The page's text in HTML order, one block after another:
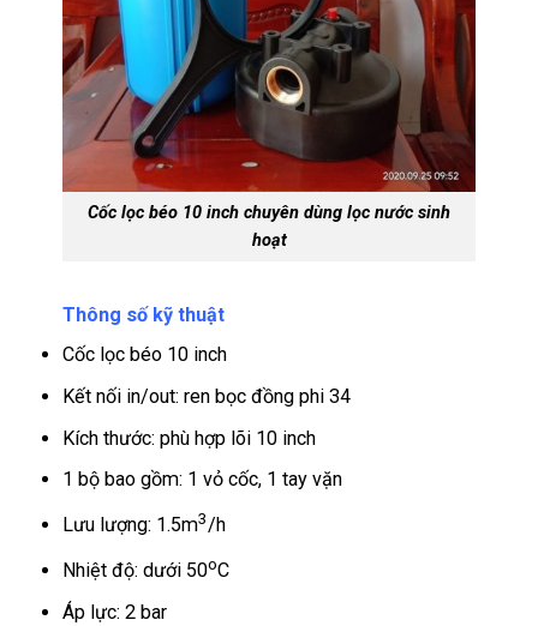
Cốc lọc béo 10 inch chuyên dùng lọc nước sinh
hoạt
Thông số kỹ thuật
Cốc lọc béo 10 inch
Kết nối in/out: ren bọc đồng phi 34
Kích thước: phù hợp lõi 10 inch
1 bộ bao gồm: 1 vỏ cốc, 1 tay vặn
Lưu lượng: 1.5m3/h
Nhiệt độ: dưới 50oC
Áp lực: 2 bar